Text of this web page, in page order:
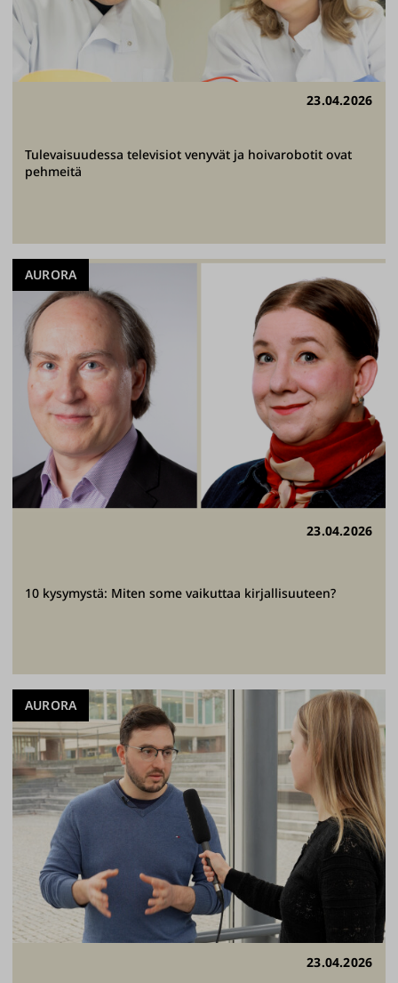
23.04.2026
Tulevaisuudessa televisiot venyvät ja hoivarobotit ovat
pehmeitä
23.04.2026
10 kysymystä: Miten some vaikuttaa kirjallisuuteen?
AURORA
23.04.2026
AURORA